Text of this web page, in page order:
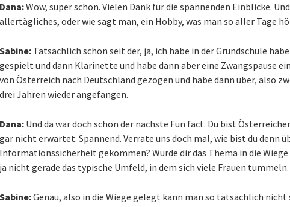
Dana:Wow, super schön. Vielen Dank für die spannenden Einblicke.
allertägliches, oder wie sagt man, ein Hobby, was man so aller Tage
Sabine: Tatsächlich schon seit der, ja, ich habe in der Grundschule
gespielt und dann Klarinette und habe dann aber eine Zwangspause
von Österreich nach Deutschland gezogen und habe dann über, also
drei Jahren wieder angefangen.
Dana: Und da war doch schon der nächste Fun fact. Du bist
gar nicht erwartet. Spannend. Verrate uns doch mal, wie bist du denn
Informationssicherheit gekommen? Wurde dir das Thema in die
ja nicht gerade das typische Umfeld, in dem sich viele Frauen tummeln.
Sabine:Genau, also in die Wiege gelegt kann man so tatsächlich